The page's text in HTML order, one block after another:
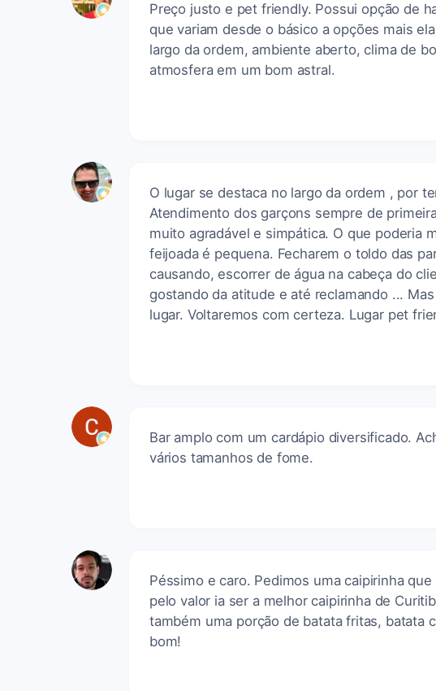
Preço justo e pet friendly. Possui opção de
que variam desde o básico a opções mais
largo da ordem, ambiente aberto, clima de
atmosfera em um bom astral.
O lugar se destaca no largo da ordem , por
Atendimento dos garçons sempre de
muito agradável e simpática. O que poderia
feijoada é pequena. Fecharem o toldo das
causando, escorrer de água na cabeça do
gostando da atitude e até reclamando ...
lugar. Voltaremos com certeza. Lugar pet
Bar amplo com um cardápio diversificado.
vários tamanhos de fome.
Péssimo e caro. Pedimos uma caipirinha
pelo valor ia ser a melhor caipirinha de
também uma porção de batata fritas, batata
bom!